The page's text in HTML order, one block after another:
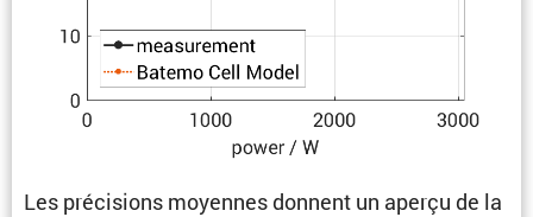
Les préci­sions moyennes donnent un aperçu de la